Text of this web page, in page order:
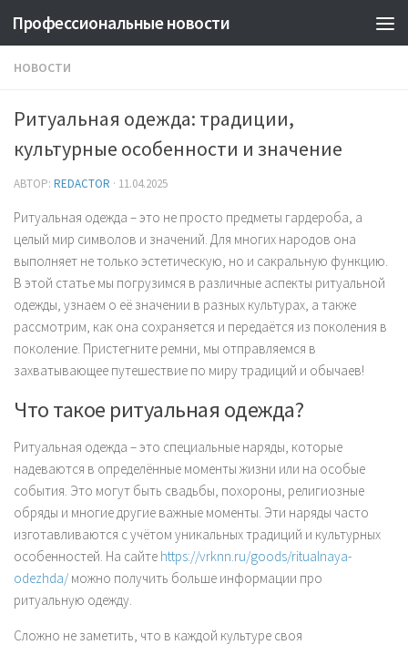
Профессиональные новости
НОВОСТИ
Ритуальная одежда: традиции,
культурные особенности и значение
АВТОР: REDACTOR · 11.04.2025
Ритуальная одежда – это не просто предметы гардероба, а
целый мир символов и значений. Для многих народов она
выполняет не только эстетическую, но и сакральную функцию.
В этой статье мы погрузимся в различные аспекты ритуальной
одежды, узнаем о её значении в разных культурах, а также
рассмотрим, как она сохраняется и передаётся из поколения в
поколение. Пристегните ремни, мы отправляемся в
захватывающее путешествие по миру традиций и обычаев!
Что такое ритуальная одежда?
Ритуальная одежда – это специальные наряды, которые
надеваются в определённые моменты жизни или на особые
события. Это могут быть свадьбы, похороны, религиозные
обряды и многие другие важные моменты. Эти наряды часто
изготавливаются с учётом уникальных традиций и культурных
особенностей. На сайте https://vrknn.ru/goods/ritualnaya-
odezhda/ можно получить больше информации про
ритуальную одежду.
Сложно не заметить, что в каждой культуре своя